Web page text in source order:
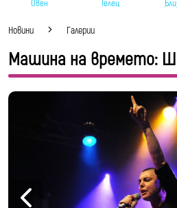
Овен Телец
Новини Галерии
Машина на времето: